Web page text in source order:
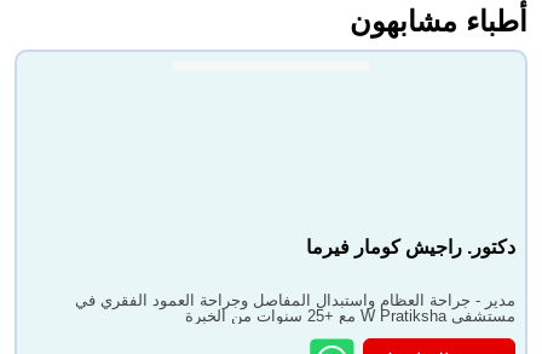
أطباء مشابهون
دكتور. راجيش كومار فيرما
مدير - جراحة العظام واستبدال المفاصل وجراحة العمود الفقري في
مستشفى W Pratiksha مع +25 سنوات من الخبرة